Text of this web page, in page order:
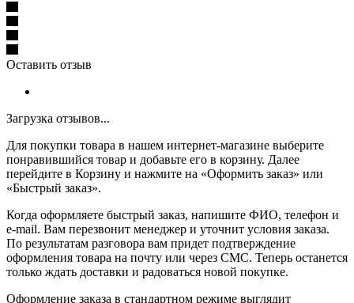
Оставить отзыв
Загрузка отзывов...
Для покупки товара в нашем интернет-магазине выберите
понравившийся товар и добавьте его в корзину. Далее
перейдите в Корзину и нажмите на «Оформить заказ» или
«Быстрый заказ».
Когда оформляете быстрый заказ, напишите ФИО, телефон и
e-mail. Вам перезвонит менеджер и уточнит условия заказа.
По результатам разговора вам придет подтверждение
оформления товара на почту или через СМС. Теперь останется
только ждать доставки и радоваться новой покупке.
Оформление заказа в стандартном режиме выглядит